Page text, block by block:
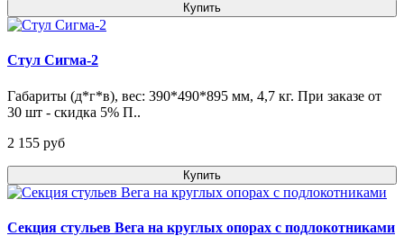
Купить
Стул Сигма-2
Габариты (д*г*в), вес: 390*490*895 мм, 4,7 кг. При заказе от
30 шт - скидка 5% П..
2 155 pуб
Купить
Секция стульев Вега на круглых опорах с подлокотниками